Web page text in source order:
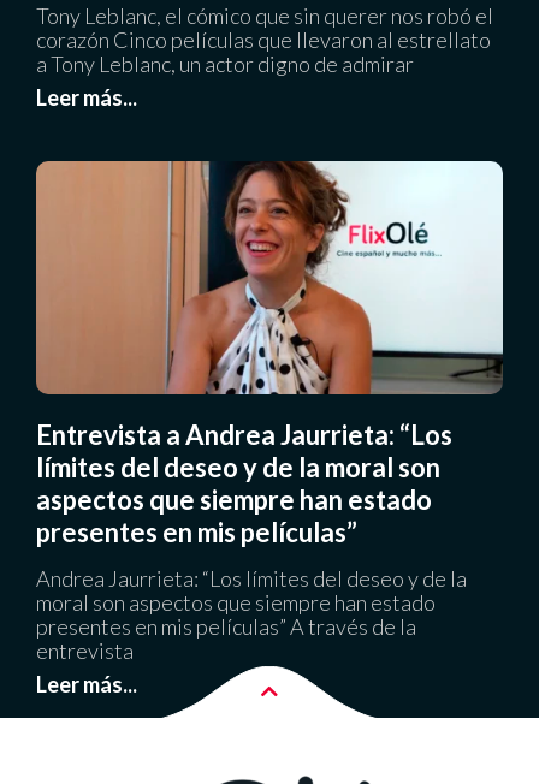
Tony Leblanc, el cómico que sin querer nos robó el
corazón Cinco películas que llevaron al estrellato
a Tony Leblanc, un actor digno de admirar
Leer más...
Entrevista a Andrea Jaurrieta: “Los
límites del deseo y de la moral son
aspectos que siempre han estado
presentes en mis películas”
Andrea Jaurrieta: “Los límites del deseo y de la
moral son aspectos que siempre han estado
presentes en mis películas” A través de la
entrevista
Leer más...